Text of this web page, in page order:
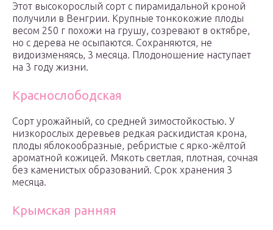
Этот высокорослый сорт с пирамидальной кроной
получили в Венгрии. Крупные тонкокожие плоды
весом 250 г похожи на грушу, созревают в октябре,
но с дерева не осыпаются. Сохраняются, не
видоизменяясь, 3 месяца. Плодоношение наступает
на 3 году жизни.
Краснослободская
Сорт урожайный, со средней зимостойкостью. У
низкорослых деревьев редкая раскидистая крона,
плоды яблокообразные, ребристые с ярко-жёлтой
ароматной кожицей. Мякоть светлая, плотная, сочная
без каменистых образований. Срок хранения 3
месяца.
Крымская ранняя